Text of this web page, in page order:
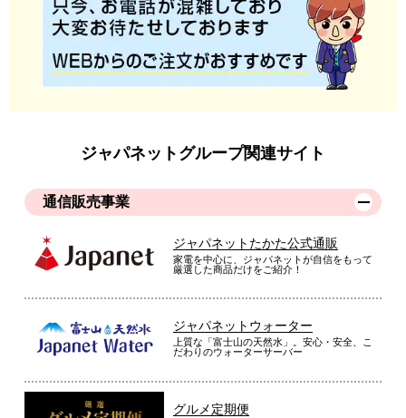
ジャパネットグループ関連サイト
通信販売事業
ジャパネットたかた公式通販
家電を中心に、ジャパネットが自信をもって
厳選した商品だけをご紹介！
ジャパネットウォーター
上質な「富士山の天然水」。安心・安全、こ
だわりのウォーターサーバー
グルメ定期便